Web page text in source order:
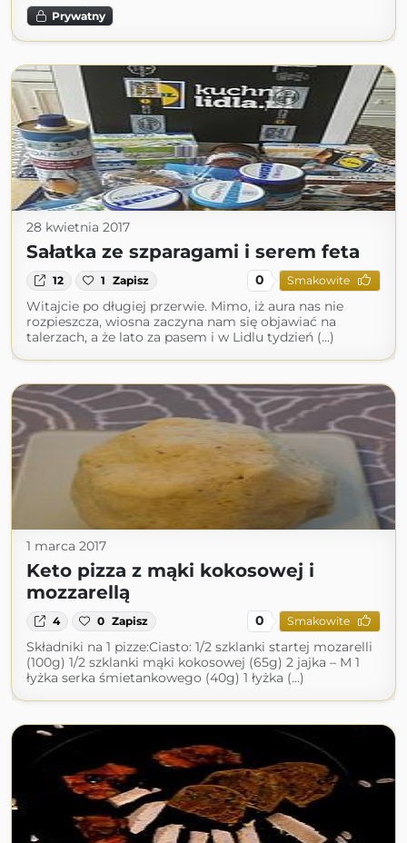
Prywatny
28 kwietnia 2017
Sałatka ze szparagami i serem feta
12 1 Zapisz 0 Smakowite
Witajcie po długiej przerwie. Mimo, iż aura nas nie
rozpieszcza, wiosna zaczyna nam się objawiać na
talerzach, a że lato za pasem i w Lidlu tydzień (...)
1 marca 2017
Keto pizza z mąki kokosowej i
mozzarellą
4 0 Zapisz 0 Smakowite
Składniki na 1 pizze:Ciasto: 1/2 szklanki startej mozarelli
(100g) 1/2 szklanki mąki kokosowej (65g) 2 jajka – M 1
łyżka serka śmietankowego (40g) 1 łyżka (...)